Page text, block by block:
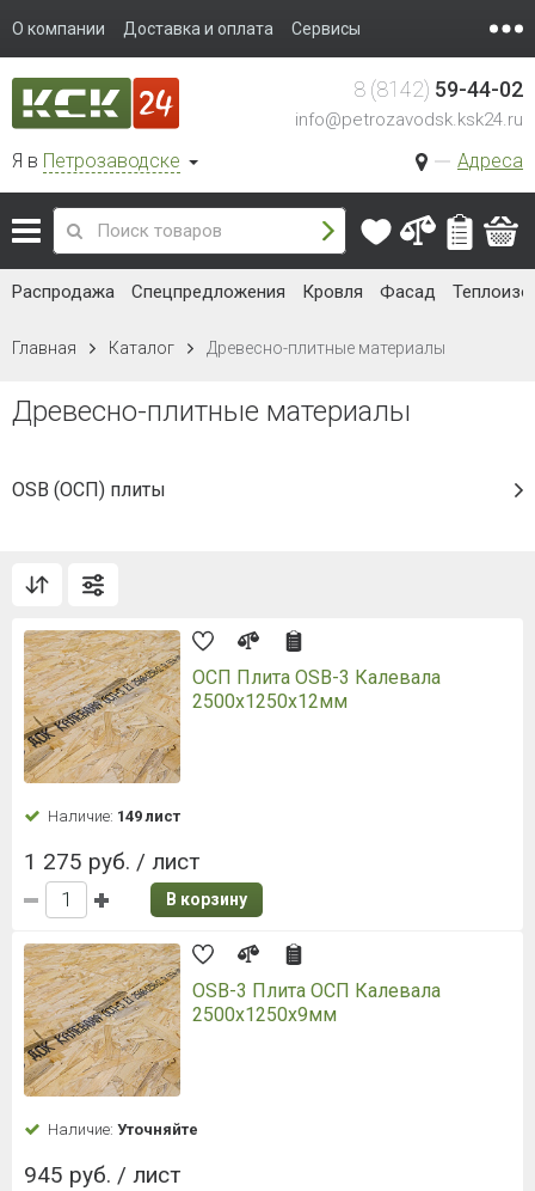
О компании Доставка и оплата Сервисы
Я в Петрозаводске Адреса
8 (8142) 59-44-02
info@petrozavodsk.ksk24.ru
Распродажа Спецпредложения Кровля Фасад
Главная Каталог Древесно-плитные материалы
Древесно-плитные материалы
OSB (ОСП) плиты
ОСП Плита OSB-3 Калевала
2500x1250x12мм
Наличие: 149 лист
1 275 руб. / лист
В корзину
OSB-3 Плита ОСП Калевала
2500x1250x9мм
Наличие: Уточняйте
945 руб. / лист